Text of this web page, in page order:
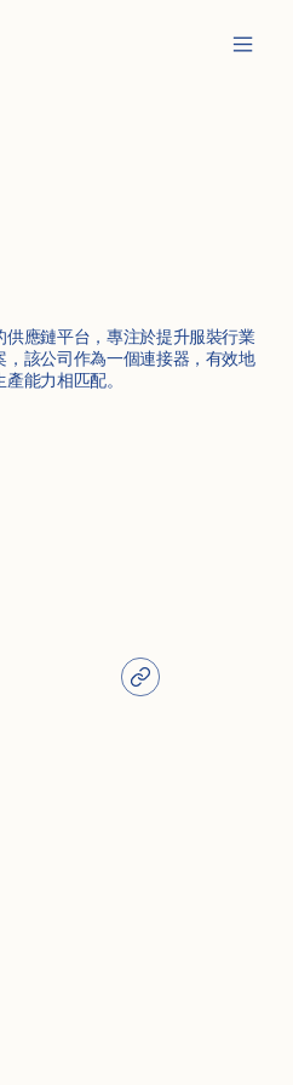
應鏈平台，專注於提升服裝行業
該公司作為一個連接器，有效地
能力相匹配。